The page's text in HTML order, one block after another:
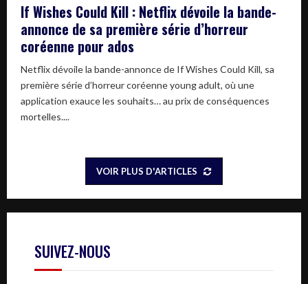
If Wishes Could Kill : Netflix dévoile la bande-
annonce de sa première série d’horreur
coréenne pour ados
Netflix dévoile la bande-annonce de If Wishes Could Kill, sa
première série d’horreur coréenne young adult, où une
application exauce les souhaits… au prix de conséquences
mortelles....
VOIR PLUS D'ARTICLES
SUIVEZ-NOUS